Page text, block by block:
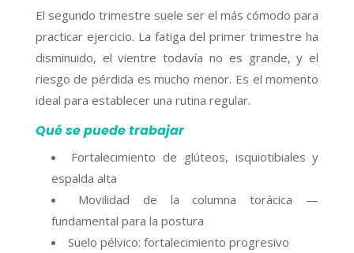
El segundo trimestre suele ser el más cómodo para
practicar ejercicio. La fatiga del primer trimestre ha
disminuido, el vientre todavía no es grande, y el
riesgo de pérdida es mucho menor. Es el momento
ideal para establecer una rutina regular.
Qué se puede trabajar
Fortalecimiento de glúteos, isquiotibiales y
espalda alta
Movilidad de la columna torácica —
fundamental para la postura
Suelo pélvico: fortalecimiento progresivo